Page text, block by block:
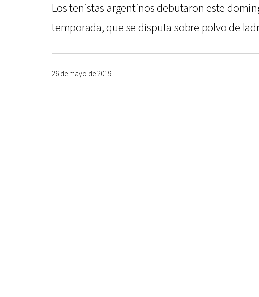
Los tenistas argentinos debutaron este
temporada, que se disputa sobre polvo de
26 de mayo de 2019